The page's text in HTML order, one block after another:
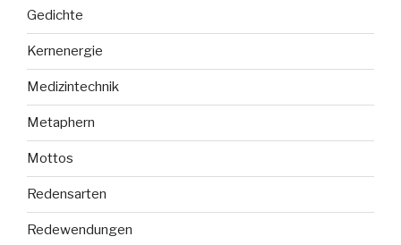
Gedichte
Kernenergie
Medizintechnik
Metaphern
Mottos
Redensarten
Redewendungen